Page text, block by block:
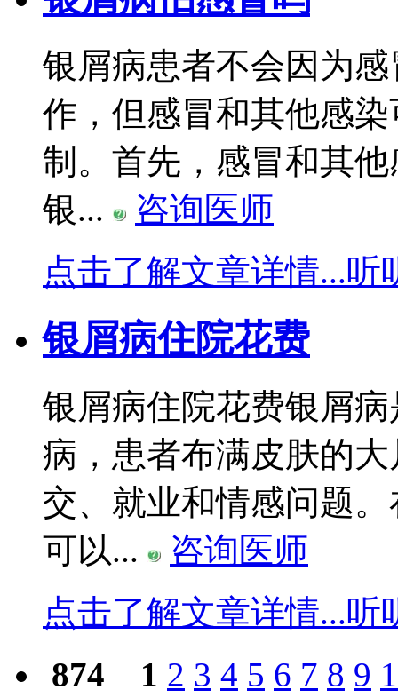
银屑病患者不会因为
作，但感冒和其他感
制。首先，感冒和其
银...
咨询医师
点击了解文章详情...听
银屑病住院花费
银屑病住院花费银屑
病，患者布满皮肤的
交、就业和情感问题
可以...
咨询医师
点击了解文章详情...听
874
1 2 3 4 5 6 7 8 9